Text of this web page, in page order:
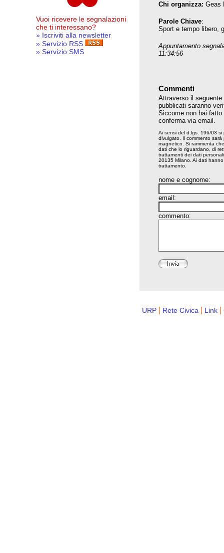
Vuoi ricevere le segnalazioni
che ti interessano?
» Iscriviti alla newsletter
» Servizio RSS
» Servizio SMS
Chi organizza: Geas
Parole Chiave:
Sport e tempo libero,
Appuntamento
11:34:56
Commenti
Attraverso il
pubblicati saranno
Siccome non hai
conferma via email.
Ai sensi del d.lgs. 196/03 si
divulgato. Il commento
magnetico. Si rammenta
dati che lo riguardano, di
trattamenti dei dati
20135 Milano. Ai dati
trattamento.
nome e cognome:
email:
commento:
URP| Rete Civica Link|